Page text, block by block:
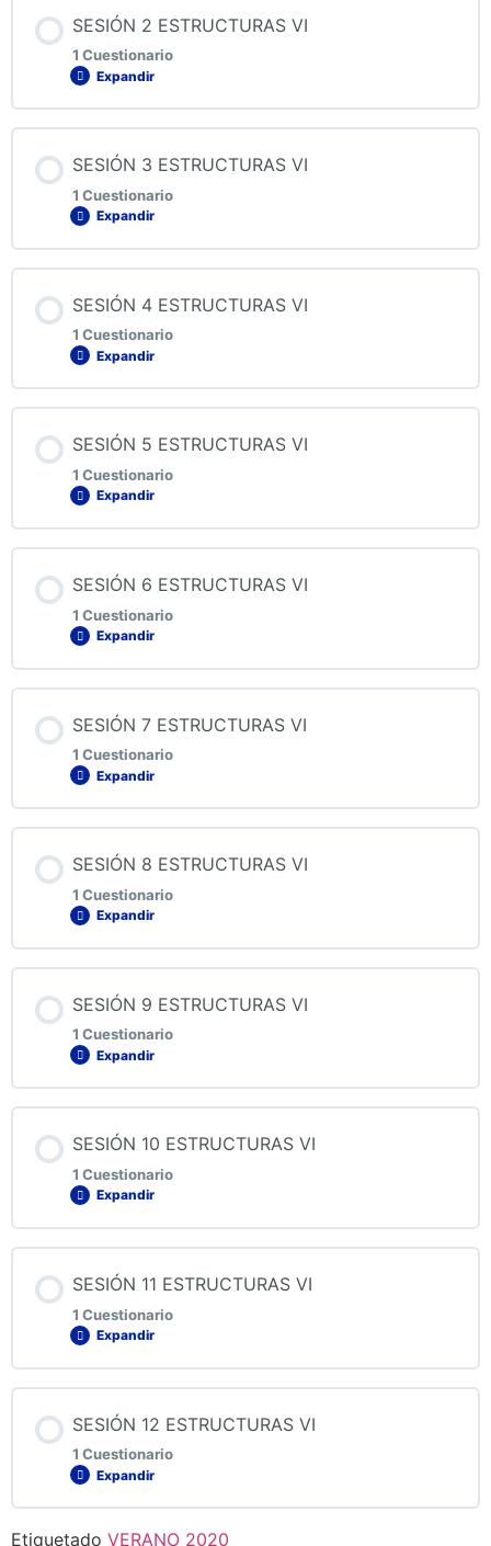
QUIZ 1 ESTRUCTURAS VI
SESIÓN 2 ESTRUCTURAS VI
1 Cuestionario
Expandir
QUIZ 2 ESTRUCTURAS VI
SESIÓN 3 ESTRUCTURAS VI
1 Cuestionario
Expandir
QUIZ 3 ESTRUCTURAS VI
SESIÓN 4 ESTRUCTURAS VI
1 Cuestionario
Expandir
QUIZ 4 ESTRUCTURAS VI
SESIÓN 5 ESTRUCTURAS VI
1 Cuestionario
Expandir
QUIZ 5 ESTRUCTURAS VI
SESIÓN 6 ESTRUCTURAS VI
1 Cuestionario
Expandir
QUIZ 6 ESTRUCTURAS VI
SESIÓN 7 ESTRUCTURAS VI
1 Cuestionario
Expandir
QUIZ 7 ESTRUCTURAS VI
SESIÓN 8 ESTRUCTURAS VI
1 Cuestionario
Expandir
QUIZ 8 ESTRUCTURAS VI
SESIÓN 9 ESTRUCTURAS VI
1 Cuestionario
Expandir
QUIZ 9 ESTRUCTURAS VI
SESIÓN 10 ESTRUCTURAS VI
1 Cuestionario
Expandir
QUIZ 10 ESTRUCTURAS VI
SESIÓN 11 ESTRUCTURAS VI
1 Cuestionario
Expandir
QUIZ 11 ESTRUCTURAS VI
SESIÓN 12 ESTRUCTURAS VI
1 Cuestionario
Expandir
Etiquetado VERANO 2020